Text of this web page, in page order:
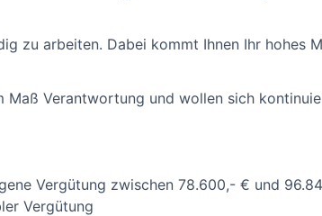
zu arbeiten. Dabei kommt Ihnen Ihr hohes
Maß Verantwortung und wollen sich
Vergütung zwischen 78.600,- € und
Vergütung